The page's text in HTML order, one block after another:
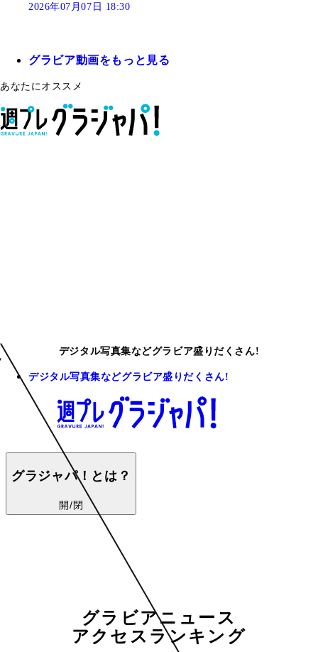
2026年07月07日 18:30
グラビア動画をもっと見る
あなたにオススメ
デジタル写真集などグラビア盛りだくさん!
デジタル写真集などグラビア盛りだくさん!
グラジャパ！とは？
開/閉
グラビアニュース
アクセスランキング